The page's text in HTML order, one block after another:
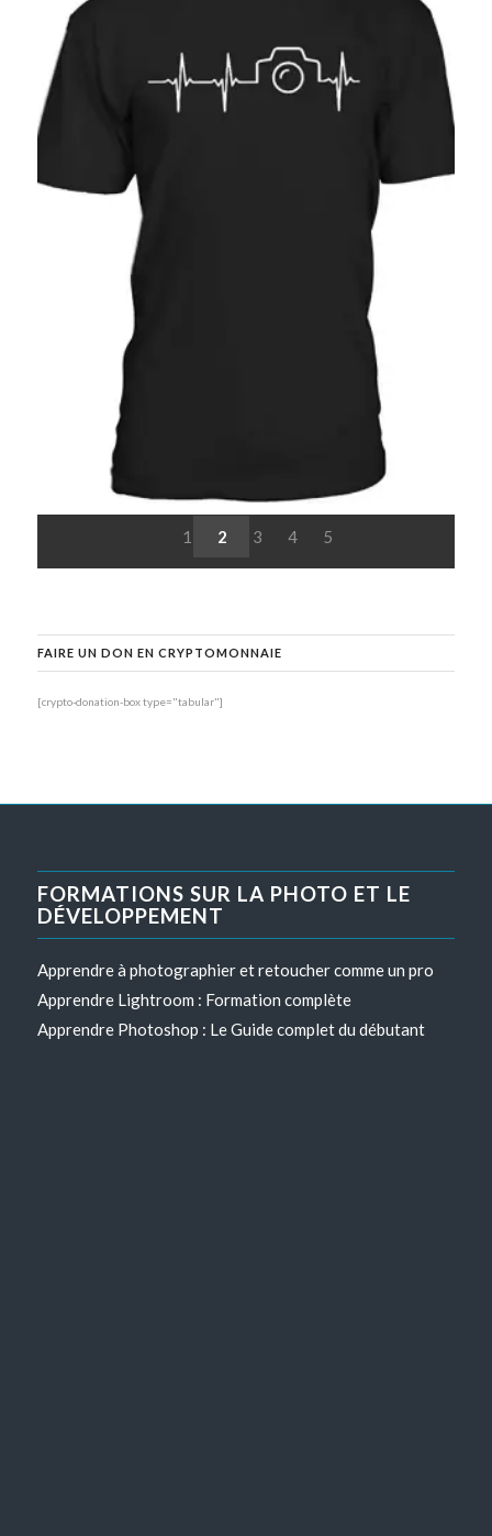
1 2 3 4 5
FAIRE UN DON EN CRYPTOMONNAIE
[crypto-donation-box type="tabular"]
FORMATIONS SUR LA PHOTO ET LE
DÉVELOPPEMENT
Apprendre à photographier et retoucher comme un pro
Apprendre Lightroom : Formation complète
Apprendre Photoshop : Le Guide complet du débutant